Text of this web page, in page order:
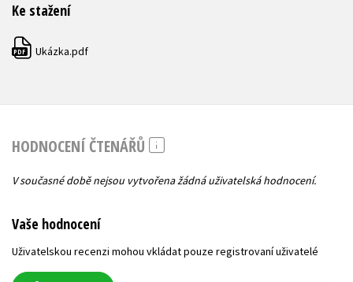
Ke stažení
PDF Ukázka.pdf
HODNOCENÍ ČTENÁŘŮ
V současné době nejsou vytvořena žádná uživatelská hodnocení.
Vaše hodnocení
Uživatelskou recenzi mohou vkládat pouze registrovaní uživatelé